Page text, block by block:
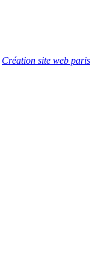
Création site web paris